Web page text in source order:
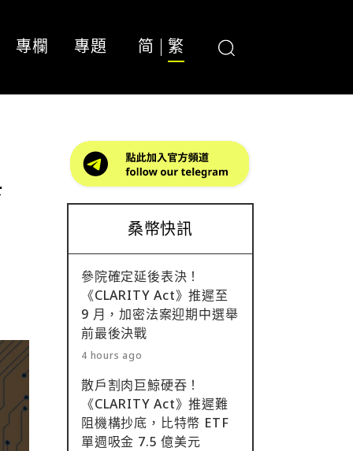
專欄 專題 简 繁
桑幣快訊
參院確定延後表決！
《CLARITY Act》推遲至
9 月，加密法案迎期中選舉
前最後決戰
4 hours ago
散戶割肉巨鯨硬吞！
《CLARITY Act》推遲難
阻機構抄底，比特幣 ETF
單週吸金 7.5 億美元